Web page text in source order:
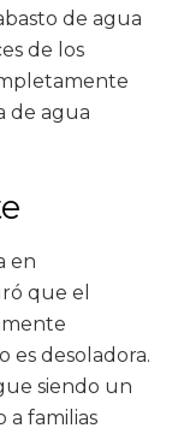
de agua
de los
de agua
en
que el
es desoladora.
siendo un
a familias